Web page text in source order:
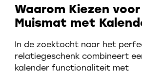
Waarom Kiezen
Muismat met
In de zoektocht naar het
relatiegeschenk combineert
kalender functionaliteit met